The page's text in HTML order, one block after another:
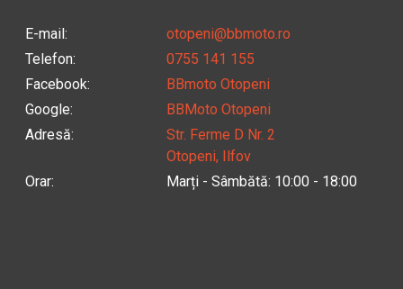
E-mail:
otopeni@bbmoto.ro
Telefon:
0755 141 155
Facebook:
BBmoto Otopeni
Google:
BBMoto Otopeni
Adresă:
Str. Ferme D Nr. 2
Otopeni, Ilfov
Orar: Marți - Sâmbătă: 10:00 - 18:00